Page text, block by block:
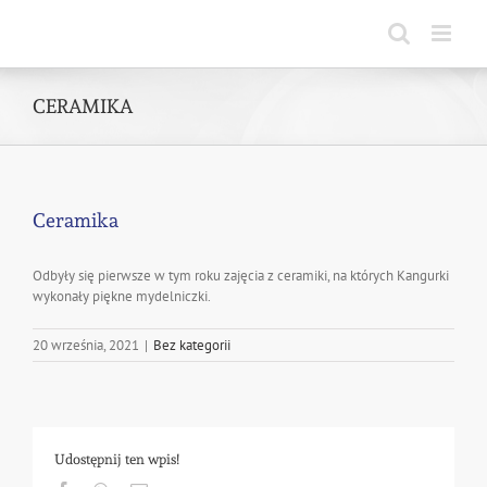
CERAMIKA
Ceramika
Odbyły się pierwsze w tym roku zajęcia z ceramiki, na których Kangurki
wykonały piękne mydelniczki.
20 września, 2021 | Bez kategorii
Udostępnij ten wpis!